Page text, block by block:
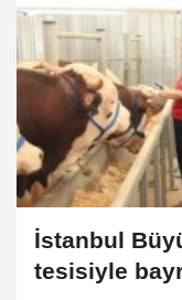
İstanbul
tesisiyle